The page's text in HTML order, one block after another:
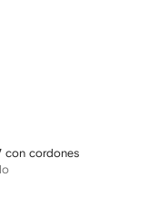
con cordones